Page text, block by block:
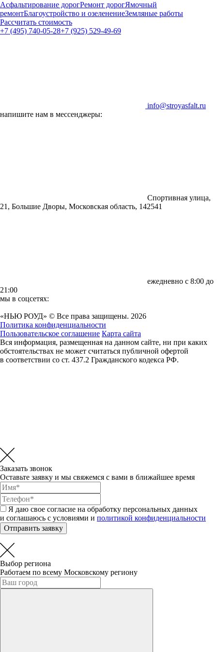
Асфальтирование дорогРемонт дорогЯмочный
ремонтБлагоустройство и озеленениеЗемляные работы
Рассчитать стоимость
+7 (495) 740-05-28+7 (925) 529-49-69
info@stroyasfalt.ru
напишите нам в мессенджеры:
Спортивная улица,
21, Большие Дворы, Московская область, 142541
ежедневно с 8:00 до
21:00
мы в соцсетях:
«НЬЮ РОУД» © Все права защищены. 2026
Политика конфиденциальности
Пользовательское соглашение Карта сайта
Вся информация, размещенная на данном сайте, ни при каких
обстоятельствах не может считаться публичной офертой
в соответствии со ст. 437.2 Гражданского кодекса РФ.
Заказать звонок
Оставьте заявку и мы свяжемся с вами в ближайшее время
Я даю свое согласие на обработку персональных данных
и соглашаюсь с условиями и политикой конфиденциальности
Отправить заявку
Выбор региона
Работаем по всему Московскому региону